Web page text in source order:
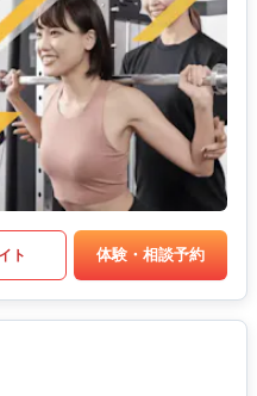
ト 体験・相談予約